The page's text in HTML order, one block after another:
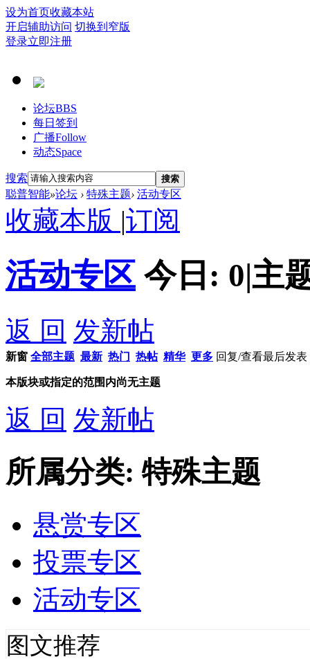
设为首页收藏本站
开启辅助访问 切换到窄版
登录立即注册
论坛BBS
每日签到
广播Follow
动态Space
搜索 搜索
聪普智能»论坛 › 特殊主题› 活动专区
收藏本版 |订阅
活动专区 今日: 0|主
返 回 发新帖
新窗 全部主题 最新 热门 热帖 精华 更多 回复/查看最后发表
本版块或指定的范围内尚无主题
返 回 发新帖
所属分类: 特殊主题
悬赏专区
投票专区
活动专区
图文推荐